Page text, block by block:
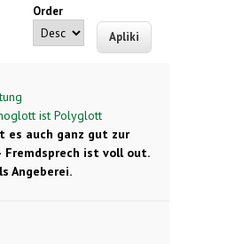
Order
ist Polyglott
es auch ganz gut zur
Fremdsprech ist voll out.
Angeberei.